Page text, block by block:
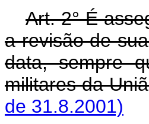
Art. 2° É
a revisão de
data, sempre
militares da
de 31.8.2001)